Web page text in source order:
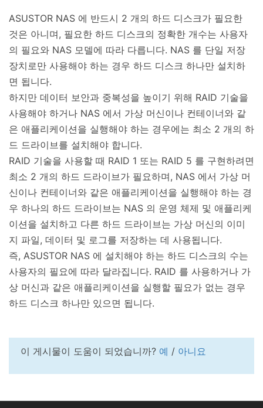
ASUSTOR NAS 에 반드시 2 개의 하드 디스크가 필요한
것은 아니며, 필요한 하드 디스크의 정확한 개수는 사용자
의 필요와 NAS 모델에 따라 다릅니다. NAS 를 단일 저장
장치로만 사용해야 하는 경우 하드 디스크 하나만 설치하
면 됩니다.
하지만 데이터 보안과 중복성을 높이기 위해 RAID 기술을
사용해야 하거나 NAS 에서 가상 머신이나 컨테이너와 같
은 애플리케이션을 실행해야 하는 경우에는 최소 2 개의 하
드 드라이브를 설치해야 합니다.
RAID 기술을 사용할 때 RAID 1 또는 RAID 5 를 구현하려면
최소 2 개의 하드 드라이브가 필요하며, NAS 에서 가상 머
신이나 컨테이너와 같은 애플리케이션을 실행해야 하는 경
우 하나의 하드 드라이브는 NAS 의 운영 체제 및 애플리케
이션을 설치하고 다른 하드 드라이브는 가상 머신의 이미
지 파일, 데이터 및 로그를 저장하는 데 사용됩니다.
즉, ASUSTOR NAS 에 설치해야 하는 하드 디스크의 수는
사용자의 필요에 따라 달라집니다. RAID 를 사용하거나 가
상 머신과 같은 애플리케이션을 실행할 필요가 없는 경우
하드 디스크 하나만 있으면 됩니다.
이 게시물이 도움이 되었습니까? 예 / 아니요